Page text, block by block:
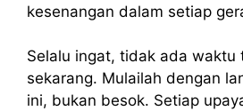
kesenangan dalam setiap
Selalu ingat, tidak ada waktu
sekarang. Mulailah dengan
ini, bukan besok. Setiap